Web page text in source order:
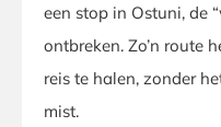
een stop in Ostuni, de
ontbreken. Zo’n route
reis te halen, zonder
mist.